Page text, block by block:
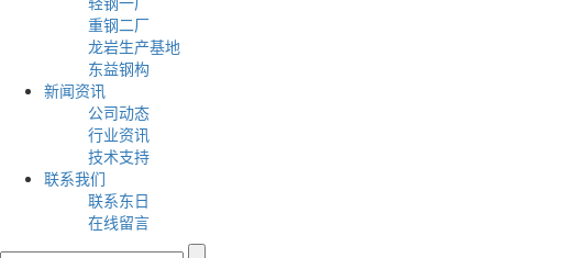
重钢二厂
龙岩生产基地
东益钢构
新闻资讯
公司动态
行业资讯
技术支持
联系我们
联系东日
在线留言